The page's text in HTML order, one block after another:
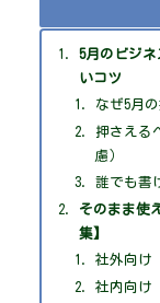
5月のビジ
いコツ
なぜ5月
押さえる
慮）
誰でも書
そのまま使
集】
社外向け
社内向け